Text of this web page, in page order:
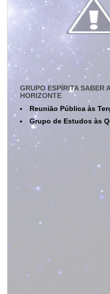
GRUPO ESPÍRITA SABER
HORIZONTE
Reunião Pública às
Grupo de Estudos às